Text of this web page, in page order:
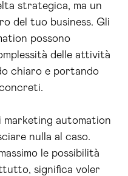
strategica, ma un
del tuo business. Gli
possono
delle attività
chiaro e portando
marketing automation
nulla al caso.
le possibilità
significa voler